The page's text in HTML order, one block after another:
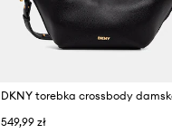
549,99 zł